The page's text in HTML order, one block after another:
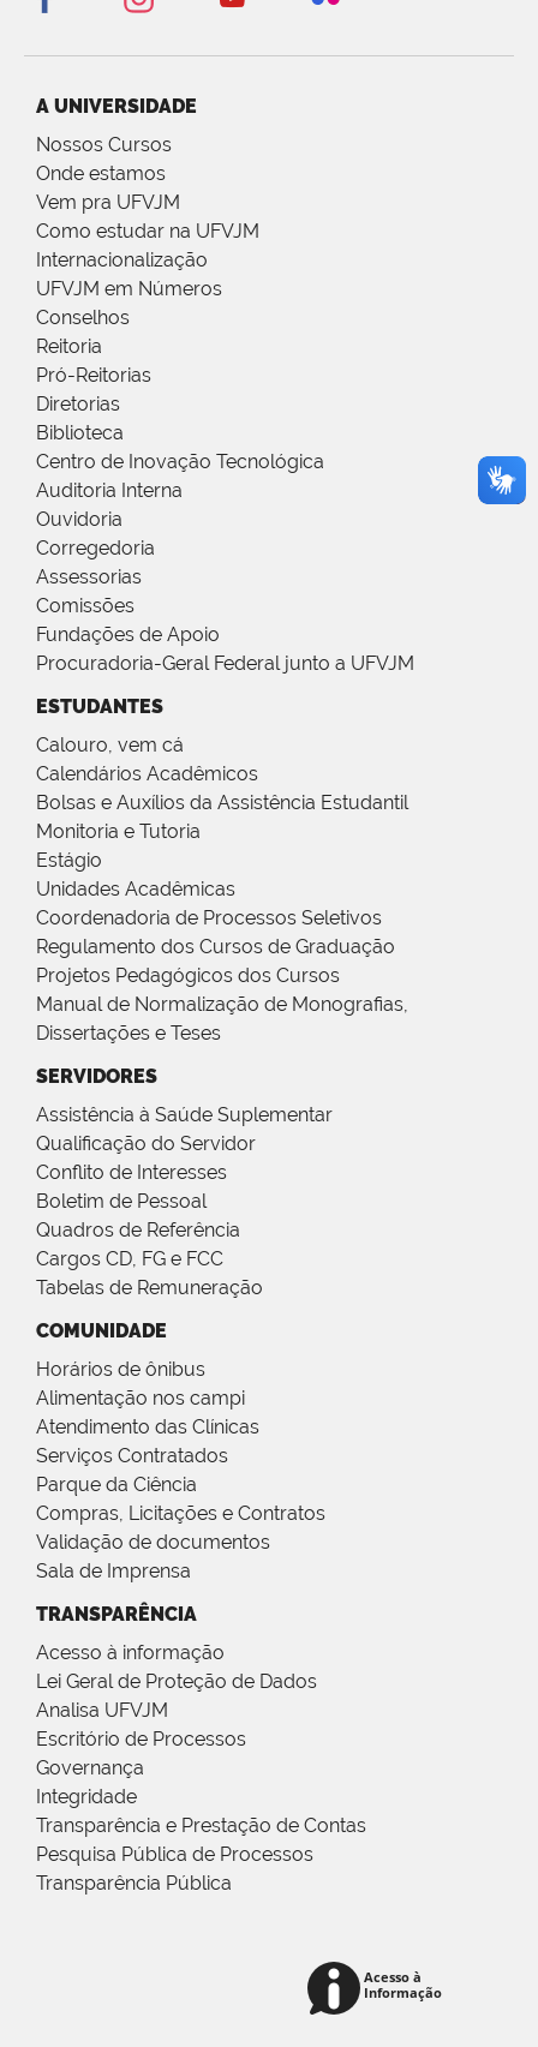
A UNIVERSIDADE
Nossos Cursos
Onde estamos
Vem pra UFVJM
Como estudar na UFVJM
Internacionalização
UFVJM em Números
Conselhos
Reitoria
Pró-Reitorias
Diretorias
Biblioteca
Centro de Inovação Tecnológica
Auditoria Interna
Ouvidoria
Corregedoria
Assessorias
Comissões
Fundações de Apoio
Procuradoria-Geral Federal junto a UFVJM
ESTUDANTES
Calouro, vem cá
Calendários Acadêmicos
Bolsas e Auxílios da Assistência Estudantil
Monitoria e Tutoria
Estágio
Unidades Acadêmicas
Coordenadoria de Processos Seletivos
Regulamento dos Cursos de Graduação
Projetos Pedagógicos dos Cursos
Manual de Normalização de Monografias,
Dissertações e Teses
SERVIDORES
Assistência à Saúde Suplementar
Qualificação do Servidor
Conflito de Interesses
Boletim de Pessoal
Quadros de Referência
Cargos CD, FG e FCC
Tabelas de Remuneração
COMUNIDADE
Horários de ônibus
Alimentação nos campi
Atendimento das Clínicas
Serviços Contratados
Parque da Ciência
Compras, Licitações e Contratos
Validação de documentos
Sala de Imprensa
TRANSPARÊNCIA
Acesso à informação
Lei Geral de Proteção de Dados
Analisa UFVJM
Escritório de Processos
Governança
Integridade
Transparência e Prestação de Contas
Pesquisa Pública de Processos
Transparência Pública